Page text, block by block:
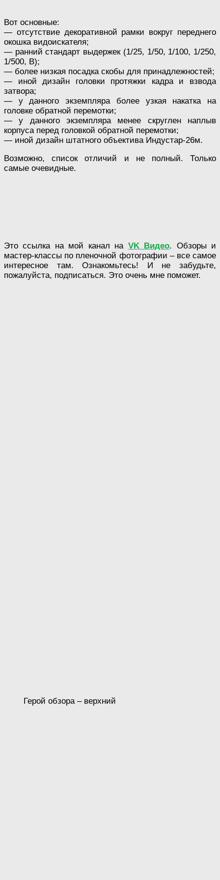
Вот основные:
— отсутствие декоративной рамки вокруг переднего
окошка видоискателя;
— ранний стандарт выдержек (1/25, 1/50, 1/100, 1/250,
1/500, В);
— более низкая посадка скобы для принадлежностей;
— иной дизайн головки протяжки кадра и взвода
затвора;
— у данного экземпляра более узкая накатка на
головке обратной перемотки;
— у данного экземпляра менее скруглен наплыв
корпуса перед головкой обратной перемотки;
— иной дизайн штатного объектива Индустар-26м.
Возможно, список отличий и не полный. Только
самые очевидные.
Это ссылка на мой канал на VK Видео. Обзоры и
мастер-классы по пленочной фотографии – все самое
интересное там. Ознакомьтесь! И не забудьте,
пожалуйста, подписаться. Это очень мне поможет.
Герой обзора – верхний